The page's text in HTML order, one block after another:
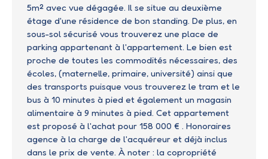
5m² avec vue dégagée. Il se situe au deuxième
étage d'une résidence de bon standing. De plus, en
sous-sol sécurisé vous trouverez une place de
parking appartenant à l'appartement. Le bien est
proche de toutes les commodités nécessaires, des
écoles, (maternelle, primaire, université) ainsi que
des transports puisque vous trouverez le tram et le
bus à 10 minutes à pied et également un magasin
alimentaire à 9 minutes à pied. Cet appartement
est proposé à l'achat pour 158 000 € . Honoraires
agence à la charge de l'acquéreur et déjà inclus
dans le prix de vente. À noter : la copropriété